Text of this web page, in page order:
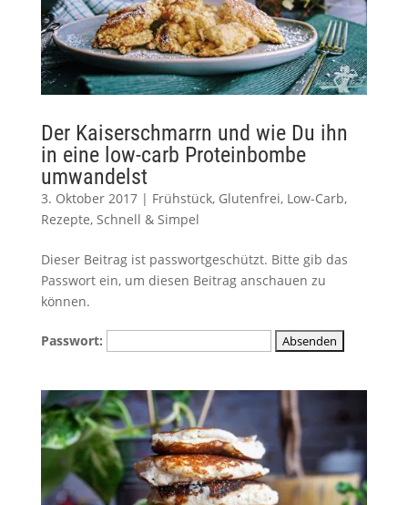
Der Kaiserschmarrn und wie Du ihn
in eine low-carb Proteinbombe
umwandelst
3. Oktober 2017| Frühstück, Glutenfrei, Low-Carb,
Rezepte, Schnell & Simpel
Dieser Beitrag ist passwortgeschützt. Bitte gib das
Passwort ein, um diesen Beitrag anschauen zu
können.
Passwort: